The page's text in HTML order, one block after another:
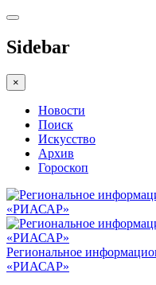
Sidebar
×
Новости
Поиск
Искусство
Архив
Гороскоп
Региональное
«РИАСАР»